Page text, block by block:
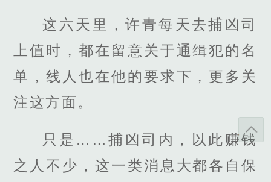
这六天里，许青每天去捕凶司
上值时，都在留意关于通缉犯的名
单，线人也在他的要求下，更多关
注这方面。
只是……捕凶司内，以此赚钱
之人不少，这一类消息大都各自保